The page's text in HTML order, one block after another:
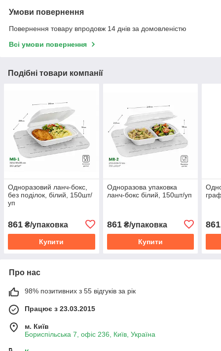
Умови повернення
Повернення товару впродовж 14 днів за домовленістю
Всі умови повернення
Подібні товари компанії
Одноразовий ланч-бокс,
без поділок, білий, 150шт/
уп
861 ₴/упаковка
Купити
Одноразова упаковка
ланч-бокс білий, 150шт/уп
861₴/упаковка
Купити
861
Про нас
98% позитивних з 55 відгуків за рік
Працює з 23.03.2015
м. Київ
Бориспільська 7, офіс 236, Київ, Україна